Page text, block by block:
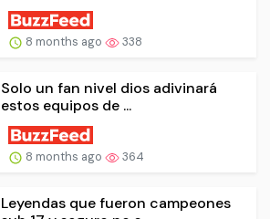
8 months ago 338
Solo un fan nivel dios adivinará
estos equipos de ...
8 months ago 364
Leyendas que fueron campeones